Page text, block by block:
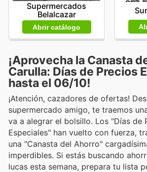
Supermercados
Belalcazar
Abrir catálogo
¡Aprovecha la Canasta
Carulla: Días de Precios
hasta el 06/10!
¡Atención, cazadores de ofertas!
supermercado amigo, te traemos
va a alegrar el bolsillo. Los "Días de
Especiales" han vuelto con fuerza,
una "Canasta del Ahorro"
imperdibles. Si estás buscando
lucas esta semana, prepara tu lista